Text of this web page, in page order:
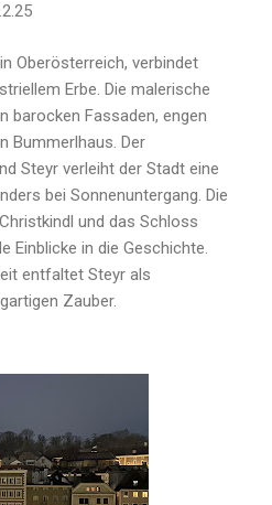
Oberösterreich, verbindet
Erbe. Die malerische
barocken Fassaden, engen
Bummerlhaus. Der
Steyr verleiht der Stadt eine
bei Sonnenuntergang. Die
und das Schloss
Einblicke in die Geschichte.
entfaltet Steyr als
Zauber.